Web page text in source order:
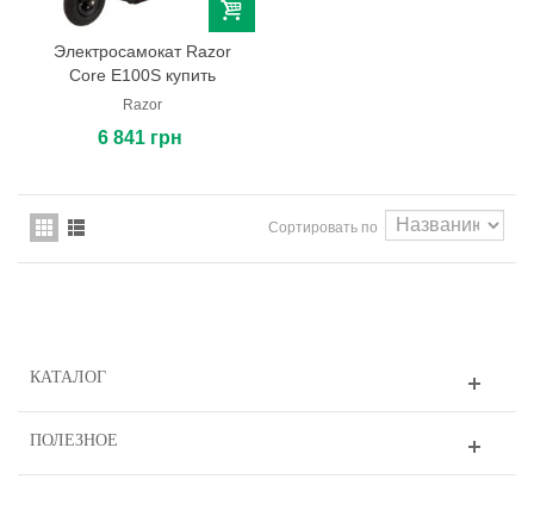
Электросамокат Razor
Core E100S купить
Razor
6 841 грн
Сортировать по
КАТАЛОГ
ПОЛЕЗНОЕ